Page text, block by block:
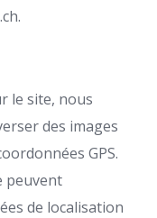
le site, nous
des images
GPS.
peuvent
de localisation